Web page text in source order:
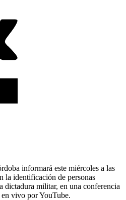
informará este miércoles a las
la identificación de personas
dictadura militar, en una conferencia
en vivo por YouTube.